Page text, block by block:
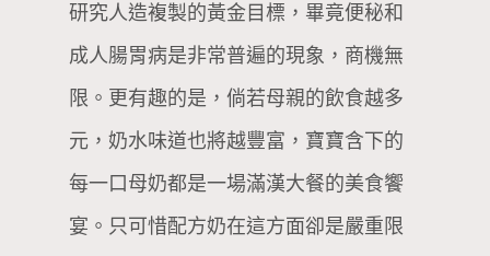
研究人造複製的黃金目標，畢竟便秘和
成人腸胃病是非常普遍的現象，商機無
限。更有趣的是，倘若母親的飲食越多
元，奶水味道也將越豐富，寶寶含下的
每一口母奶都是一場滿漢大餐的美食饗
宴。只可惜配方奶在這方面卻是嚴重限